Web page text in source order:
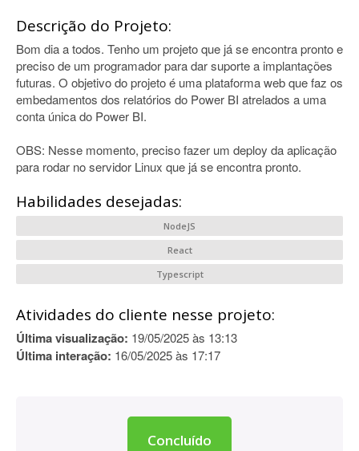
Descrição do Projeto:
Bom dia a todos. Tenho um projeto que já se encontra pronto e
preciso de um programador para dar suporte a implantações
futuras. O objetivo do projeto é uma plataforma web que faz os
embedamentos dos relatórios do Power BI atrelados a uma
conta única do Power BI.
OBS: Nesse momento, preciso fazer um deploy da aplicação
para rodar no servidor Linux que já se encontra pronto.
Habilidades desejadas:
NodeJS
React
Typescript
Atividades do cliente nesse projeto:
Última visualização: 19/05/2025 às 13:13
Última interação: 16/05/2025 às 17:17
Concluído